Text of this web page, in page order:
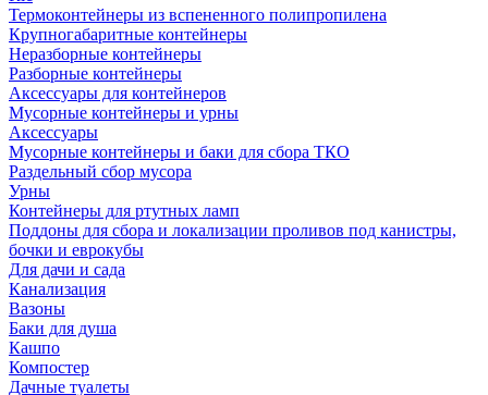
Термоконтейнеры из вспененного полипропилена
Крупногабаритные контейнеры
Неразборные контейнеры
Разборные контейнеры
Аксессуары для контейнеров
Мусорные контейнеры и урны
Аксессуары
Мусорные контейнеры и баки для сбора ТКО
Раздельный сбор мусора
Урны
Контейнеры для ртутных ламп
Поддоны для сбора и локализации проливов под канистры,
бочки и еврокубы
Для дачи и сада
Канализация
Вазоны
Баки для душа
Кашпо
Компостер
Дачные туалеты